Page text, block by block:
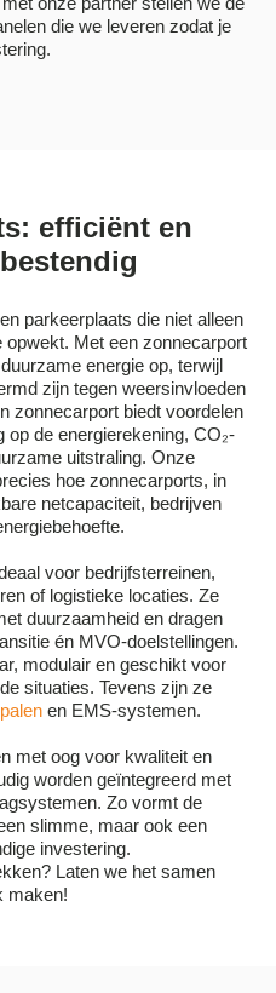
die we leveren zodat je
efficiënt en
parkeerplaats die niet alleen
opwekt. Met een zonnecarport
energie op, terwijl
zijn tegen weersinvloeden
zonnecarport biedt voordelen
de energierekening, CO₂-
uitstraling. Onze
hoe zonnecarports, in
netcapaciteit, bedrijven
voor bedrijfsterreinen,
of logistieke locaties. Ze
duurzaamheid en dragen
én MVO-doelstellingen.
modulair en geschikt voor
situaties. Tevens zijn ze
en EMS-systemen.
met oog voor kwaliteit en
worden geïntegreerd met
Zo vormt de
slimme, maar ook een
investering.
Laten we het samen
maken!